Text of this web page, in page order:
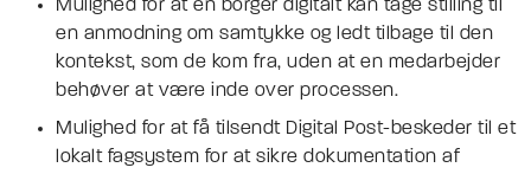
Mulighed for at en borger digitalt kan tage stilling til
en anmodning om samtykke og ledt tilbage til den
kontekst, som de kom fra, uden at en medarbejder
behøver at være inde over processen.
Mulighed for at få tilsendt Digital Post-beskeder til et
lokalt fagsystem for at sikre dokumentation af